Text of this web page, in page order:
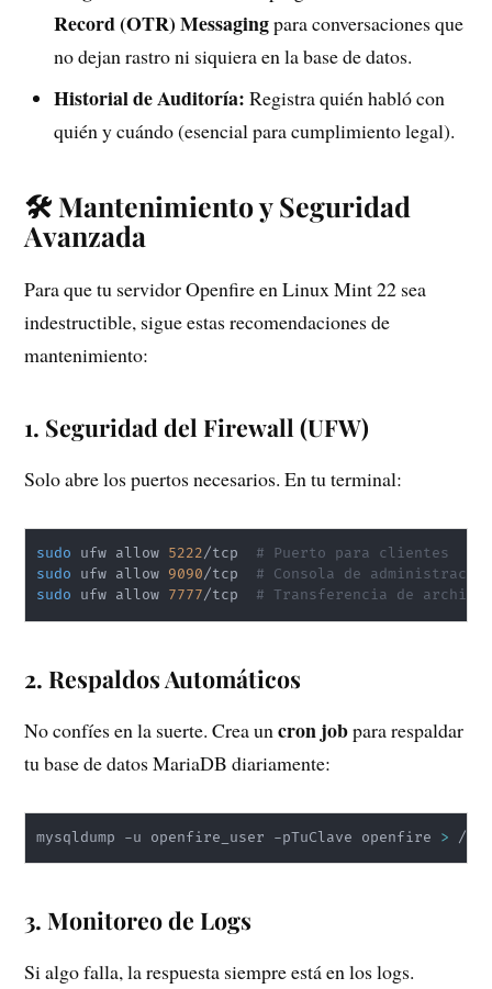
Record (OTR) Messagingpara conversaciones que
no dejan rastro ni siquiera en la base de datos.
Historial de Auditoría: Registra quién habló con
quién y cuándo (esencial para cumplimiento legal).
🛠️ Mantenimiento y Seguridad
Avanzada
Para que tu servidor Openfire en Linux Mint 22 sea
indestructible, sigue estas recomendaciones de
mantenimiento:
1. Seguridad del Firewall (UFW)
Solo abre los puertos necesarios. En tu terminal:
sudo ufw allow 5222/tcp # Puerto para clientes
sudo ufw allow 9090/tcp # Consola de
sudo ufw allow 7777/tcp # Transferencia de
2. Respaldos Automáticos
No confíes en la suerte. Crea uncron jobpara respaldar
tu base de datos MariaDB diariamente:
mysqldump -u openfire_user -pTuClave openfire > /
3. Monitoreo de Logs
Si algo falla, la respuesta siempre está en los logs.